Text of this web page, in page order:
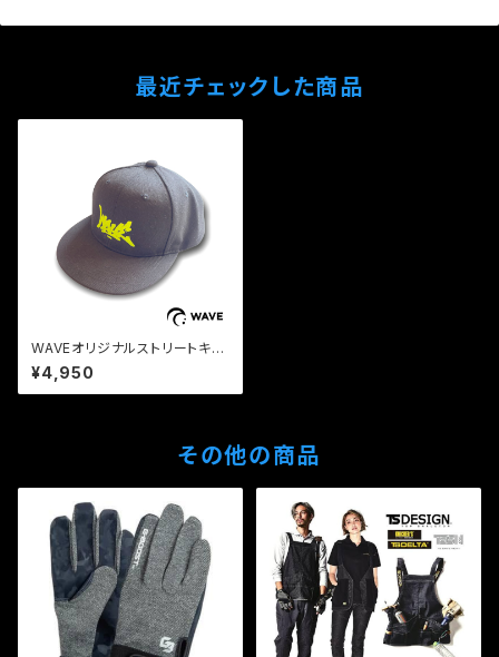
最近チェックした商品
WAVEオリジナルストリートキャ
ップ
¥4,950
その他の商品